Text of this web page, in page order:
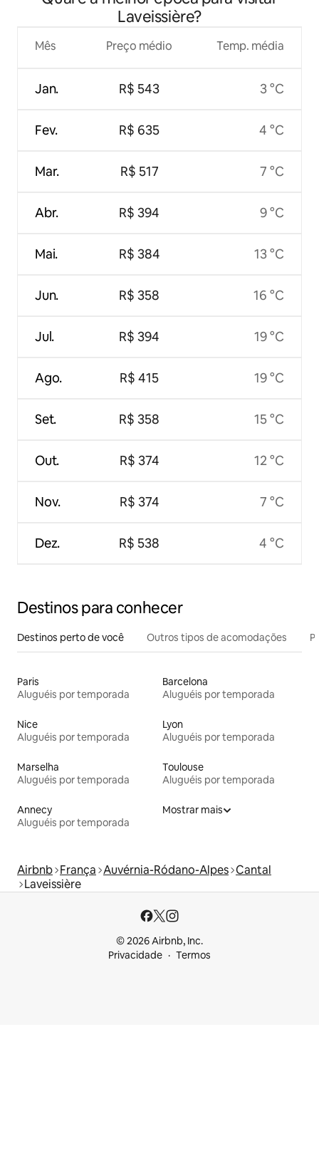
Laveissière?
Mês
Jan.
Fev.
Mar.
Abr.
Mai.
Jun.
Jul.
Ago.
Set.
Out.
Nov.
Dez.
Preço médio
R$ 543
R$ 635
R$ 517
R$ 394
R$ 384
R$ 358
R$ 394
R$ 415
R$ 358
R$ 374
R$ 374
R$ 538
Temp. média
3 °C
4 °C
7 °C
9 °C
13 °C
16 °C
19 °C
19 °C
15 °C
12 °C
7 °C
4 °C
Destinos para conhecer
Destinos perto de você Outros tipos de acomodações
Paris
Aluguéis por temporada
Barcelona
Aluguéis por temporada
Nice
Aluguéis por temporada
Lyon
Aluguéis por temporada
Marselha
Aluguéis por temporada
Toulouse
Aluguéis por temporada
Annecy
Aluguéis por temporada
Mostrar mais
Airbnb França Auvérnia-Ródano-Alpes Cantal
Laveissière
© 2026 Airbnb, Inc.
Privacidade
Termos